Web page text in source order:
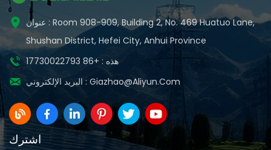
عنوان : Room 908-909, Building 2, No. 469 Huatuo Lane,
Shushan District, Hefei City, Anhui Province
هذه : +86 17730022793
البريد الإلكتروني : Giazhao@aliyun.com
اشترك